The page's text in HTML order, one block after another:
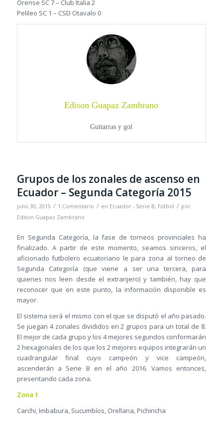
Orense SC 7 – Club Italia 2
Pelileo SC 1 – CSD Otavalo 0
Edison Guapaz Zambrano
Guitarras y gol
Grupos de los zonales de ascenso en
Ecuador – Segunda Categoría 2015
julio 30, 2015 / 1 Comentario / en Ecuador - Serie B, Fútbol / por
Edison Guapaz Zambrano
En Segunda Categoría, la fase de torneos provinciales ha
finalizado. A partir de este momento, seamos sinceros, el
aficionado futbolero ecuatoriano le para zona al torneo de
Segunda Categoría (que viene a ser una tercera, para
quienes nos leen desde el extranjero) y también, hay que
reconocer que en este punto, la información disponible es
mayor.
El sistema será el mismo con el que se disputó el año pasado.
Se juegan 4 zonales divididos en 2 grupos para un total de 8.
El mejor de cada grupo y los 4 mejores segundos conformarán
2 hexagonales de los que los 2 mejores equipos integrarán un
cuadrangular final cuyo campeón y vice campeón,
ascenderán a Serie B en el año 2016. Vamos entonces,
presentando cada zona.
Zona 1
Carchi, Imbabura, Sucumbíos, Orellana, Pichincha